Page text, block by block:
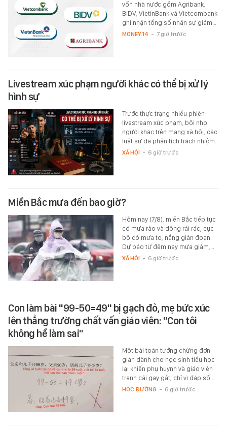
vốn nhà nước gồm Agribank,
BIDV, VietinBank và Vietcombank
ghi nhận tổng số nhân sự giảm…
MONEY.14 - 7 giờ trước
Livestream xúc phạm người khác có thể bị xử lý
hình sự
Trước thực trạng nhiều phiên
livestream xúc phạm, bôi nhọ
người khác trên mạng xã hội, các
luật sư đã phân tích trách nhiệm…
XÃ HỘI - 6 giờ trước
Miền Bắc mưa đến bao giờ?
Hôm nay (7/8), miền Bắc tiếp tục
có mưa rào và dông rải rác, cục
bộ có mưa to, nắng gián đoạn.
Dự báo từ đêm nay mưa giảm,…
XÃ HỘI - 6 giờ trước
Con làm bài "99-50=49" bị gạch đỏ, mẹ bức xúc
lên thẳng trường chất vấn giáo viên: "Con tôi
không hề làm sai"
Một bài toán tưởng chừng đơn
giản dành cho học sinh tiểu học
lại khiến phụ huynh và giáo viên
tranh cãi gay gắt, chỉ vì đáp số…
HỌC ĐƯỜNG - 6 giờ trước